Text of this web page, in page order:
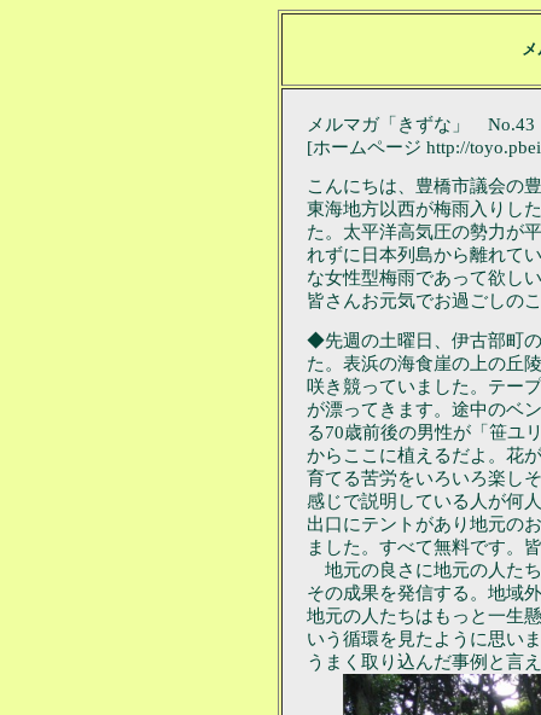
メルマガ「きずな」
[ホームページ http://
こんにちは、豊橋市議会の
東海地方以西が梅雨入りし
た。太平洋高気圧の勢力が
れずに日本列島から離れて
な女性型梅雨であって欲し
皆さんお元気でお過ごしの
◆先週の土曜日、伊古部町
た。表浜の海食崖の上の丘
咲き競っていました。テー
が漂ってきます。途中のベ
る70歳前後の男性が「笹ユ
からここに植えるだよ。花
育てる苦労をいろいろ楽し
感じで説明している人が何
出口にテントがあり地元の
ました。すべて無料です。
地元の良さに地元の人た
その成果を発信する。地域
地元の人たちはもっと一生
いう循環を見たように思い
うまく取り込んだ事例と言